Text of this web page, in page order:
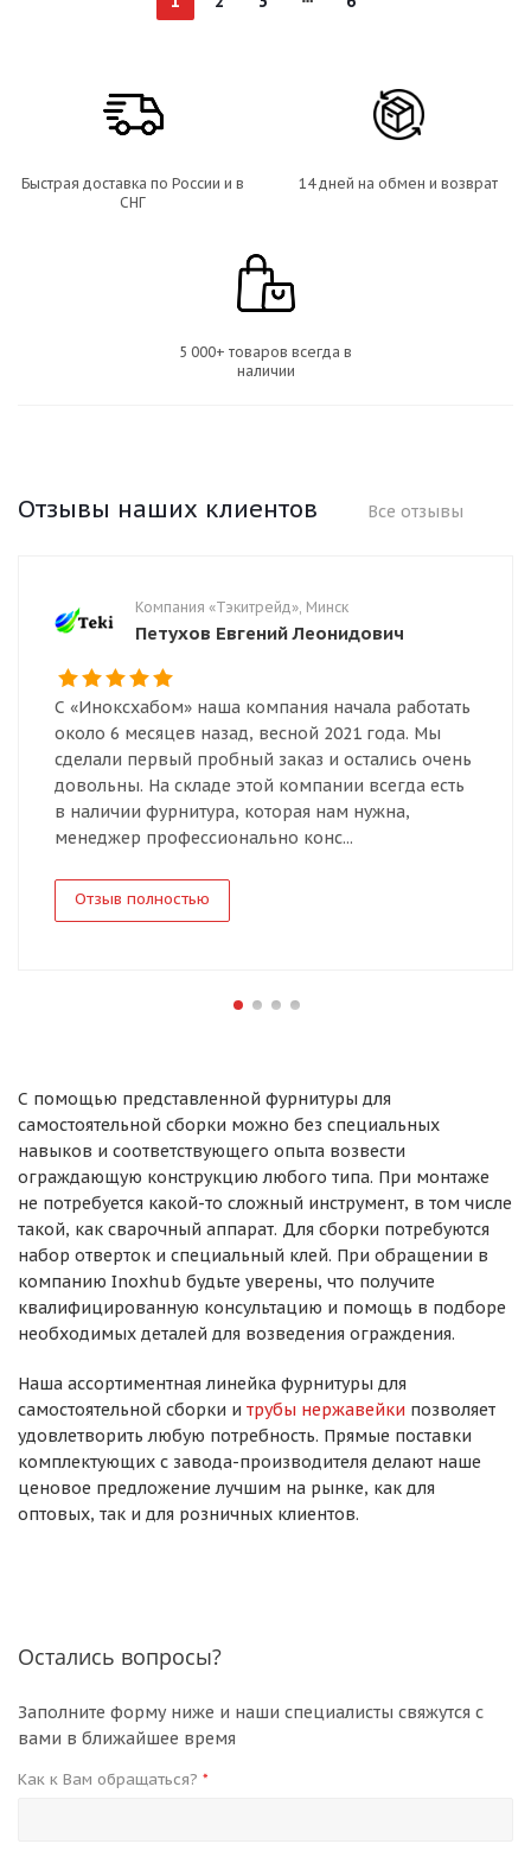
Быстрая доставка по России и в
СНГ
14 дней на обмен и возврат
5 000+ товаров всегда в
наличии
Отзывы наших клиентов Все отзывы
Компания «Тэкитрейд», Минск
Петухов Евгений Леонидович
С «Иноксхабом» наша компания начала работать
около 6 месяцев назад, весной 2021 года. Мы
сделали первый пробный заказ и остались очень
довольны. На складе этой компании всегда есть
в наличии фурнитура, которая нам нужна,
менеджер профессионально конс...
Отзыв полностью
С помощью представленной фурнитуры для
самостоятельной сборки можно без специальных
навыков и соответствующего опыта возвести
ограждающую конструкцию любого типа. При монтаже
не потребуется какой-то сложный инструмент, в том числе
такой, как сварочный аппарат. Для сборки потребуются
набор отверток и специальный клей. При обращении в
компанию Inoxhub будьте уверены, что получите
квалифицированную консультацию и помощь в подборе
необходимых деталей для возведения ограждения.
Наша ассортиментная линейка фурнитуры для
самостоятельной сборки и трубы нержавейки позволяет
удовлетворить любую потребность. Прямые поставки
комплектующих с завода-производителя делают наше
ценовое предложение лучшим на рынке, как для
оптовых, так и для розничных клиентов.
Остались вопросы?
Заполните форму ниже и наши специалисты свяжутся с
вами в ближайшее время
Как к Вам обращаться? *